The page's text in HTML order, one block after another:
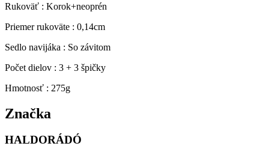
Rukoväť : Korok+neoprén
Priemer rukoväte : 0,14cm
Sedlo navijáka : So závitom
Počet dielov : 3 + 3 špičky
Hmotnosť : 275g
Značka
HALDORÁDÓ